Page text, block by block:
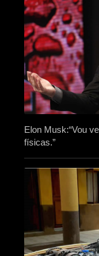
Elon Musk:“Vou
físicas.”